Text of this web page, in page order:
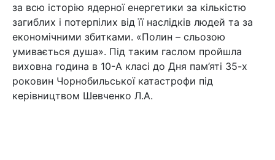
за всю історію ядерної енергетики за кількістю
загиблих і потерпілих від її наслідків людей та за
економічними збитками. «Полин – сльозою
умивається душа». Під таким гаслом пройшла
виховна година в 10-А класі до Дня пам’яті 35-х
роковин Чорнобильської катастрофи під
керівництвом Шевченко Л.А.